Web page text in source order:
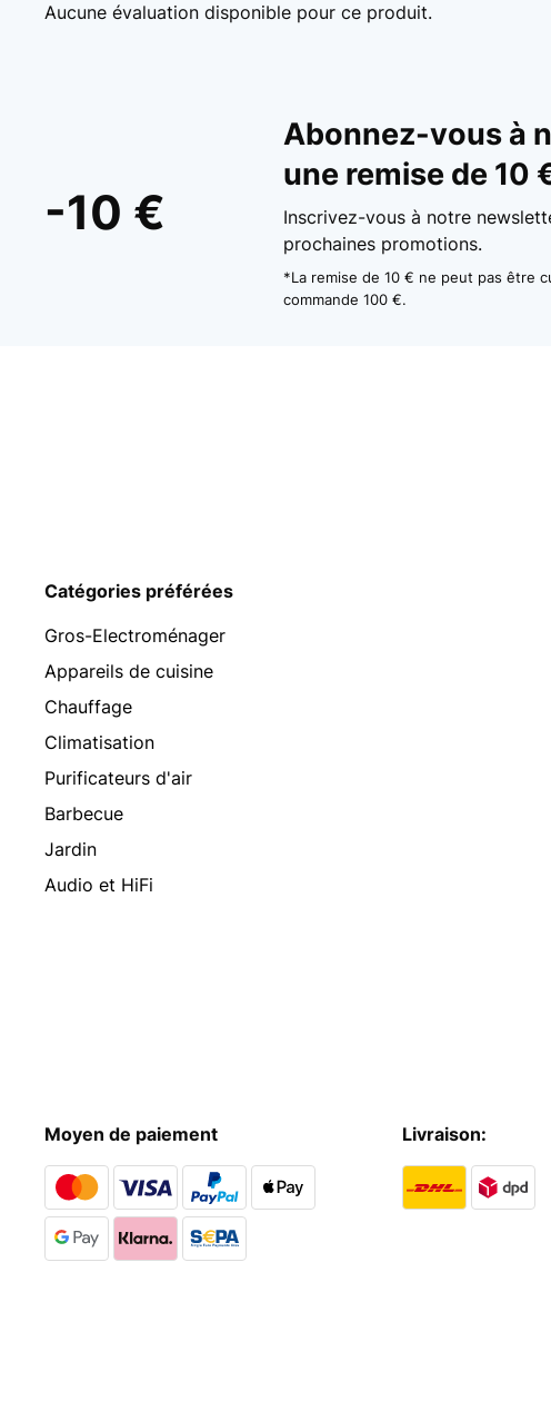
Aucune évaluation disponible pour ce produit.
-10 €
Abonnez-vous à
une remise de 10
Inscrivez-vous à notre
prochaines promotions.
*La remise de 10 € ne peut pas être
commande 100 €.
Catégories préférées
Gros-Electroménager
Appareils de cuisine
Chauffage
Climatisation
Purificateurs d'air
Barbecue
Jardin
Audio et HiFi
Moyen de paiement Livraison: